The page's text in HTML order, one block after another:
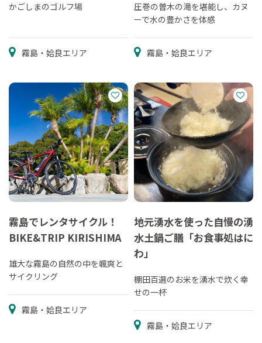
かごしまのゴルフ場
霧島・姶良エリア
圧巻の曽木の滝を堪能し、カヌ
ーで水の豊かさを体感
霧島・姶良エリア
霧島でレンタサイクル！
BIKE&TRIP KIRISHIMA
雄大な霧島の自然の中を颯爽と
サイクリング
霧島・姶良エリア
地元湧水を使った自慢の湧
水土鍋ご膳「お食事処はに
わ」
棚田百選のお米を湧水で炊く幸
せの一杯
霧島・姶良エリア